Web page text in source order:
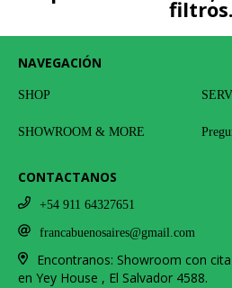
filtros.
NAVEGACIÓN
SHOP
SHOWROOM & MORE
CONTACTANOS
+54 911 64327651
francabuenosaires@gmail.com
Encontranos: Showroom con
en Yey House , El Salvador 4588.